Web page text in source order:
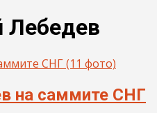
Лебедев
на саммите СНГ